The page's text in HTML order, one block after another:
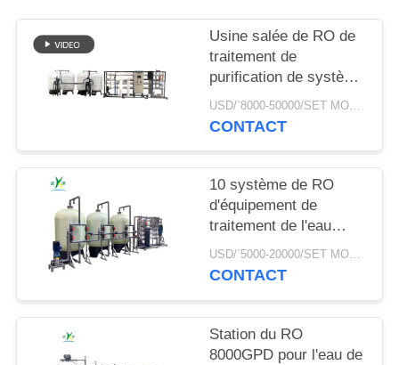
PLAN
DU
SITE
POLICY
Usine salée de RO de
traitement de
purification de système
de filtre d'osmose
d'inversion de
saumâtre automatique
USD/`8000-50000/SET MOQ:1 ensemble
CONTACT
10 système de RO
d'équipement de
traitement de l'eau
d'usine de dessalement
de l'eau de machine de
d'usine de 000 l/h
USD/`5000-20000/SET MOQ:1 ensemble
CONTACT
Station du RO
8000GPD pour l'eau de